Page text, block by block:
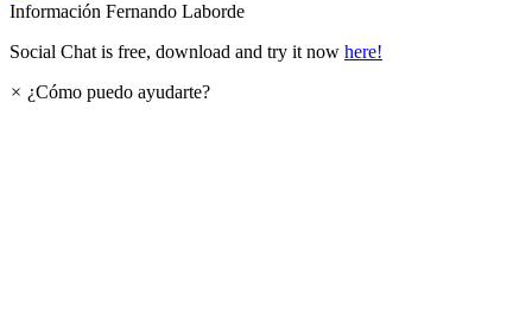
Información Fernando Laborde
Social Chat is free, download and try it now here!
× ¿Cómo puedo ayudarte?